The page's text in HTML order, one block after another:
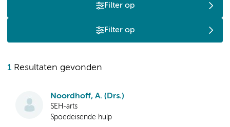
Filter op
Filter op
1Resultaten gevonden
Noordhoff, A. (Drs.)
SEH-arts
Spoedeisende hulp